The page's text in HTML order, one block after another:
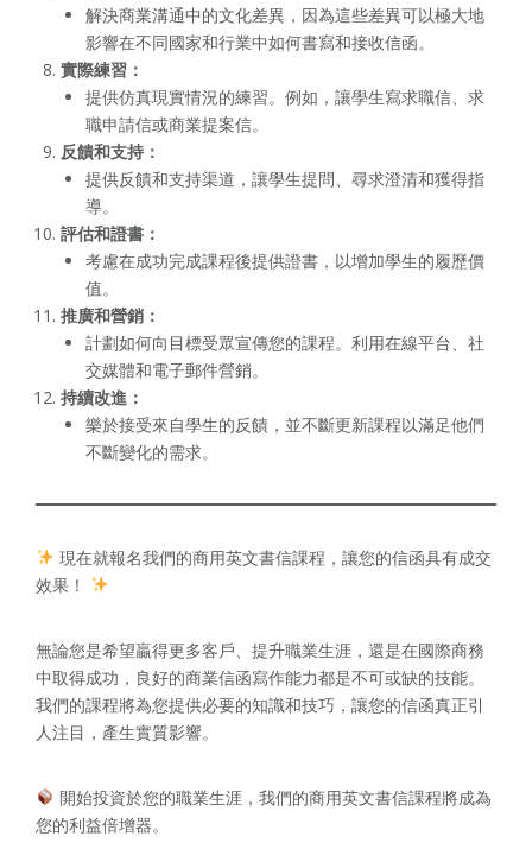
解決商業溝通中的文化差異，因為這些差異可以極大地
影響在不同國家和行業中如何書寫和接收信函。
實際練習：
提供仿真現實情況的練習。例如，讓學生寫求職信、求
職申請信或商業提案信。
反饋和支持：
提供反饋和支持渠道，讓學生提問、尋求澄清和獲得指
導。
評估和證書：
考慮在成功完成課程後提供證書，以增加學生的履歷價
值。
推廣和營銷：
計劃如何向目標受眾宣傳您的課程。利用在線平台、社
交媒體和電子郵件營銷。
持續改進：
樂於接受來自學生的反饋，並不斷更新課程以滿足他們
不斷變化的需求。
現在就報名我們的商用英文書信課程，讓您的信函具有成交
效果！
無論您是希望贏得更多客戶、提升職業生涯，還是在國際商務
中取得成功，良好的商業信函寫作能力都是不可或缺的技能。
我們的課程將為您提供必要的知識和技巧，讓您的信函真正引
人注目，產生實質影響。
開始投資於您的職業生涯，我們的商用英文書信課程將成為
您的利益倍增器。